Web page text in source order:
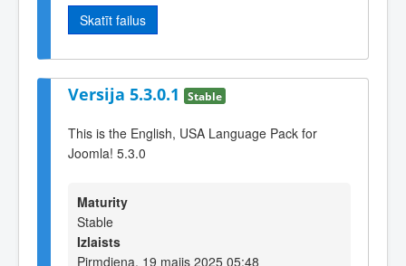
Skatīt failus
Versija 5.3.0.1 Stable
This is the English, USA Language Pack for
Joomla! 5.3.0
Maturity
Stable
Izlaists
Pirmdiena, 19 maijs 2025 05:48